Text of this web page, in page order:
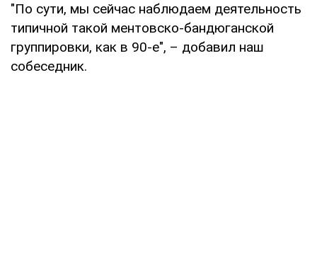
"По сути, мы сейчас наблюдаем деятельность
типичной такой ментовско-бандюганской
группировки, как в 90-е", – добавил наш
собеседник.